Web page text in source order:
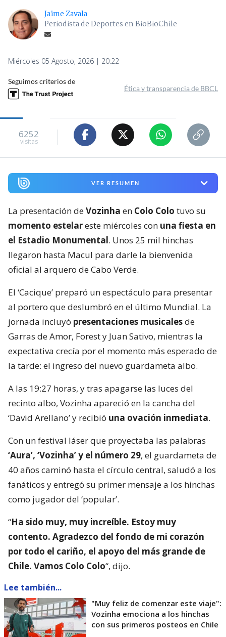
Jaime Zavala
Periodista de Deportes en BioBioChile
Miércoles 05 Agosto, 2026 | 20:22
Seguimos criterios de
Ética y transparencia de BBCL
6252
visitas
VER RESUMEN
La presentación deVozinha en Colo Colo tuvo su
momento estelareste miércoles con una fiesta en
el Estadio Monumental. Unos 25 mil hinchas
llegaron hasta Macul para darle la bienvenida
oficial al arquero de Cabo Verde.
El ‘Cacique’ preparó un espectáculo para presentar
al portero que deslumbró en el último Mundial. La
jornada incluyó presentaciones musicalesde
Garras de Amor, Forest y Juan Sativo, mientras la
expectativa crecía por el momento más esperado de
la tarde: el ingreso del nuevo guardameta albo.
A las 19:27 horas, y tras apagarse las luces del
recinto albo, Vozinha apareció en la cancha del
‘David Arellano’ y recibió una ovación inmediata.
Con un festival láser que proyectaba las palabras
‘Aura’, ‘Vozinha’ y el número 29, el guardameta de
40 años caminó hasta el círculo central, saludó a los
fanáticos y entregó su primer mensaje a los hinchas
como jugador del ‘popular’.
“Ha sido muy, muy increíble. Estoy muy
contento. Agradezco del fondo de mi corazón
por todo el cariño, el apoyo del más grande de
Chile. Vamos Colo Colo“, dijo.
Lee también...
"Muy feliz de comenzar este viaje":
Vozinha emociona a los hinchas
con sus primeros posteos en Chile